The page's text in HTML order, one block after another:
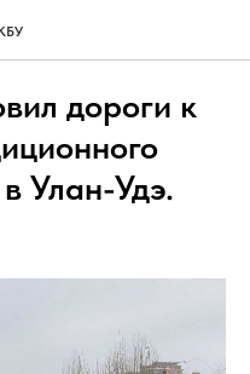
дороги к
Улан-Удэ.